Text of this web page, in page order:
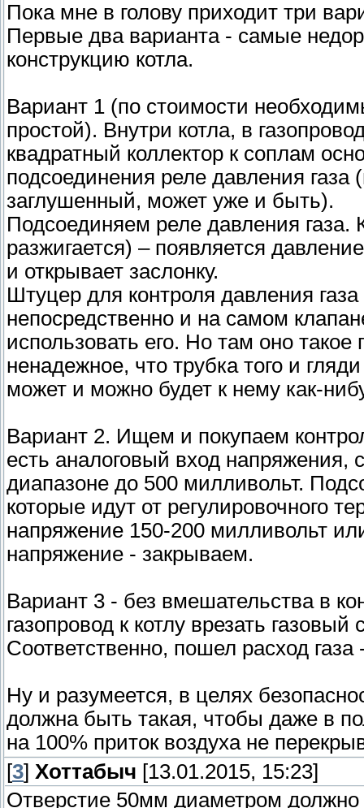
Пока мне в голову приходит три
Первые два варианта - самые
конструкцию котла.
Вариант 1 (по стоимости
простой). Внутри котла, в
квадратный коллектор к соплам
подсоединения реле давления газа
заглушенный, может уже и быть).
Подсоединяем реле давления газа.
разжигается) – появляется
и открывает заслонку.
Штуцер для контроля давления
непосредственно и на самом
использовать его. Но там оно
ненадежное, что трубка того и
может и можно будет к нему как-
Вариант 2. Ищем и покупаем
есть аналоговый вход напряжения,
диапазоне до 500 милливольт.
которые идут от регулировочного
напряжение 150-200 милливольт
напряжение - закрываем.
Вариант 3 - без вмешательства в
газопровод к котлу врезать
Соответственно, пошел расход газа
Ну и разумеется, в целях
должна быть такая, чтобы даже в
на 100% приток воздуха не
[3] Хоттабыч [13.01.2015, 15:23]
Отверстие 50мм диаметром